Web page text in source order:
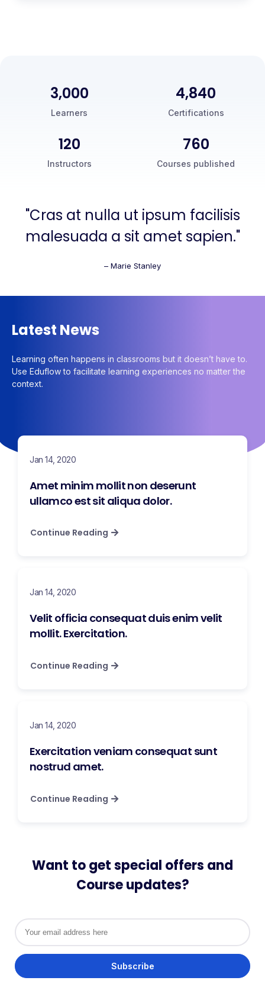
3,000
Learners
5,000
Certifications
120
Instructors
760
Courses published
"Cras at nulla ut ipsum facilisis
malesuada a sit amet sapien."
– Marie Stanley
Latest News
Learning often happens in classrooms but it doesn’t have to.
Use Eduflow to facilitate learning experiences no matter the
context.
Jan 14, 2020
Amet minim mollit non deserunt
ullamco est sit aliqua dolor.
Continue Reading
Jan 14, 2020
Velit officia consequat duis enim velit
mollit. Exercitation.
Continue Reading
Jan 14, 2020
Exercitation veniam consequat sunt
nostrud amet.
Continue Reading
Want to get special offers and
Course updates?